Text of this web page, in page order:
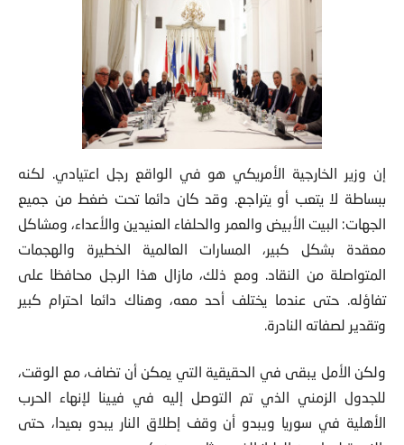
ببساطة لا يتعب أو يتراجع. وقد كان دائما تحت ضغط من جميع
الجهات: البيت الأبيض والعمر والحلفاء العنيدين والأعداء، ومشاكل
معقدة بشكل كبير، المسارات العالمية الخطيرة والهجمات
المتواصلة من النقاد. ومع ذلك، مازال هذا الرجل محافظا على
تفاؤله. حتى عندما يختلف أحد معه، وهناك دائما احترام كبير
وتقدير لصفاته النادرة.
للجدول الزمني الذي تم التوصل إليه في فيينا لإنهاء الحرب
الأهلية في سوريا ويبدو أن وقف إطلاق النار يبدو بعيدا، حتى
بالنسبة لرجل من الطراز الفريد مثل «جون كيري».